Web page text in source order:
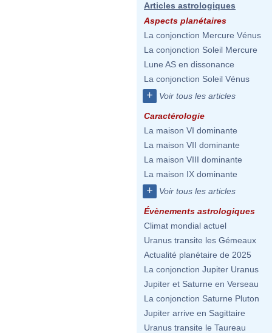
Articles astrologiques
Aspects planétaires
La conjonction Mercure Vénus
La conjonction Soleil Mercure
Lune AS en dissonance
La conjonction Soleil Vénus
+ Voir tous les articles
Caractérologie
La maison VI dominante
La maison VII dominante
La maison VIII dominante
La maison IX dominante
+ Voir tous les articles
Évènements astrologiques
Climat mondial actuel
Uranus transite les Gémeaux
Actualité planétaire de 2025
La conjonction Jupiter Uranus
Jupiter et Saturne en Verseau
La conjonction Saturne Pluton
Jupiter arrive en Sagittaire
Uranus transite le Taureau